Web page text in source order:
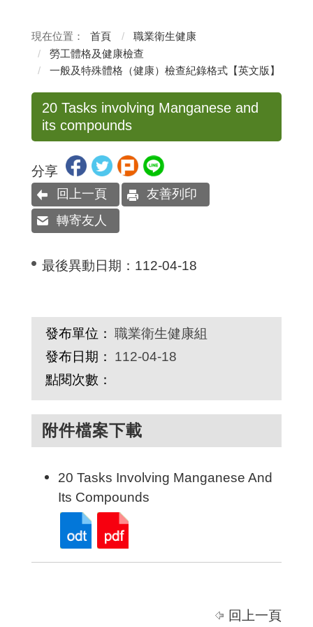
首頁
職業衛生健康
勞工體格及健康檢查
一般及特殊體格（健康）檢查紀錄格式【英文版】
20 Tasks involving Manganese and
its compounds
分享
回上一頁
友善列印
轉寄友人
最後異動日期： 112-04-18
發布單位： 職業衛生健康組
發布日期：
112-04-18
點閱次數：
附件檔案下載
20 Tasks Involving Manganese And
Its Compounds
回上一頁